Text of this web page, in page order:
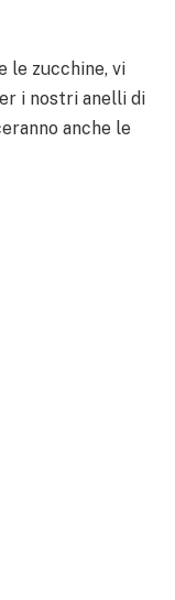
le zucchine, vi
i nostri anelli di
anche le